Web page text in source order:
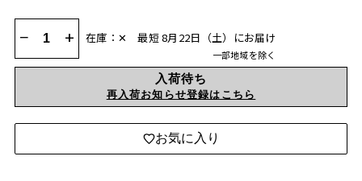
− + 在庫：✕ 最短 8月22日（土）にお届け
一部地域を除く
入荷待ち
再入荷お知らせ登録はこちら
お気に入り